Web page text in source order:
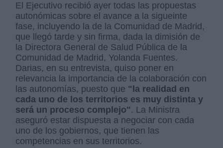
El Ejecutivo recibió ayer todas las propuestas
autonómicas sobre el avance a la sigueinte
fase, incluyendo la de la Comunidad de Madrid,
que llegó tarde y sin firma, dada la dimisión de
la Directora General de Salud Pública de la
Comunidad de Madrid, Yolanda Fuentes.
Darias, en su entrevista, quiso poner en
relevancia la importancia de la colaboración con
las autonomías, puesto que "la realidad en
cada uno de los territorios es muy distinta y
será un proceso complejo" . La Ministra
aseguró estar dispuesta a negociar con cada
uno de los gobiernos, que tienen las
competencias en sus territorios.